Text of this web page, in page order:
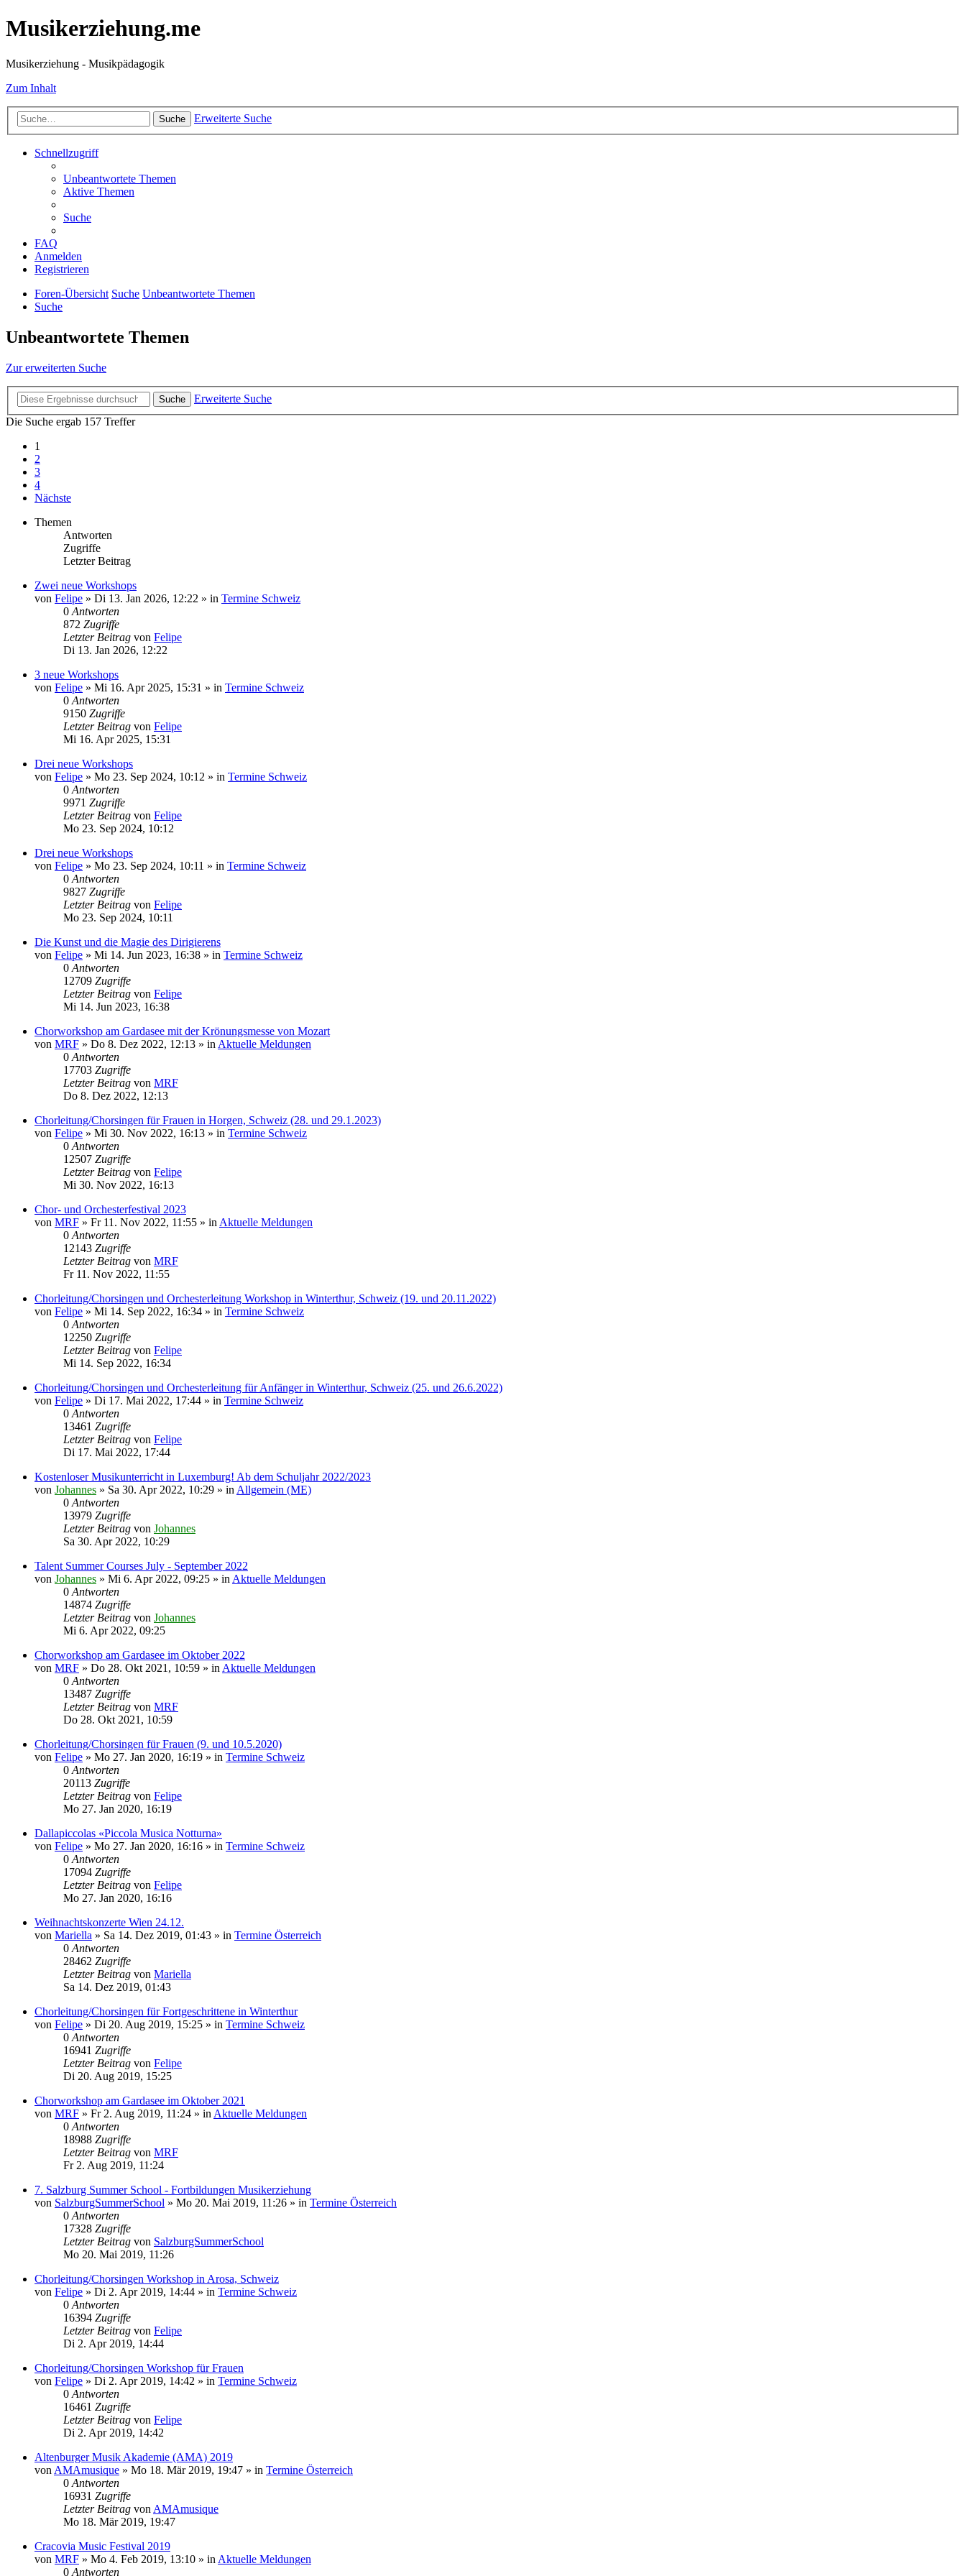
Musikerziehung.me
Musikerziehung - Musikpädagogik
Zum Inhalt
Suche Erweiterte Suche
Schnellzugriff
Unbeantwortete Themen
Aktive Themen
Suche
FAQ
Anmelden
Registrieren
Foren-Übersicht Suche Unbeantwortete Themen
Suche
Unbeantwortete Themen
Zur erweiterten Suche
Suche
Erweiterte Suche
Die Suche ergab 157 Treffer
1
2
3
4
Nächste
Themen
Antworten
Zugriffe
Letzter Beitrag
Zwei neue Workshops
von Felipe » Di 13. Jan 2026, 12:22 » in Termine Schweiz
0 Antworten
872 Zugriffe
Letzter Beitrag von Felipe
Di 13. Jan 2026, 12:22
3 neue Workshops
von Felipe » Mi 16. Apr 2025, 15:31 » in Termine Schweiz
0 Antworten
9150 Zugriffe
Letzter Beitrag von Felipe
Mi 16. Apr 2025, 15:31
Drei neue Workshops
von Felipe » Mo 23. Sep 2024, 10:12 » in Termine Schweiz
0 Antworten
9971 Zugriffe
Letzter Beitrag von Felipe
Mo 23. Sep 2024, 10:12
Drei neue Workshops
von Felipe » Mo 23. Sep 2024, 10:11 » in Termine Schweiz
0 Antworten
9827 Zugriffe
Letzter Beitrag von Felipe
Mo 23. Sep 2024, 10:11
Die Kunst und die Magie des Dirigierens
von Felipe » Mi 14. Jun 2023, 16:38 » in Termine Schweiz
0 Antworten
12709 Zugriffe
Letzter Beitrag von Felipe
Mi 14. Jun 2023, 16:38
Chorworkshop am Gardasee mit der Krönungsmesse von Mozart
von MRF » Do 8. Dez 2022, 12:13 » in Aktuelle Meldungen
0 Antworten
17703 Zugriffe
Letzter Beitrag von MRF
Do 8. Dez 2022, 12:13
Chorleitung/Chorsingen für Frauen in Horgen, Schweiz (28. und 29.1.2023)
von Felipe » Mi 30. Nov 2022, 16:13 » in Termine Schweiz
0 Antworten
12507 Zugriffe
Letzter Beitrag von Felipe
Mi 30. Nov 2022, 16:13
Chor- und Orchesterfestival 2023
von MRF » Fr 11. Nov 2022, 11:55 » in Aktuelle Meldungen
0 Antworten
12143 Zugriffe
Letzter Beitrag von MRF
Fr 11. Nov 2022, 11:55
Chorleitung/Chorsingen und Orchesterleitung Workshop in Winterthur, Schweiz (19. und 20.11.2022)
von Felipe » Mi 14. Sep 2022, 16:34 » in Termine Schweiz
0 Antworten
12250 Zugriffe
Letzter Beitrag von Felipe
Mi 14. Sep 2022, 16:34
Chorleitung/Chorsingen und Orchesterleitung für Anfänger in Winterthur, Schweiz (25. und 26.6.2022)
von Felipe » Di 17. Mai 2022, 17:44 » in Termine Schweiz
0 Antworten
13461 Zugriffe
Letzter Beitrag von Felipe
Di 17. Mai 2022, 17:44
Kostenloser Musikunterricht in Luxemburg! Ab dem Schuljahr 2022/2023
von Johannes » Sa 30. Apr 2022, 10:29 » in Allgemein (ME)
0 Antworten
13979 Zugriffe
Letzter Beitrag von Johannes
Sa 30. Apr 2022, 10:29
Talent Summer Courses July - September 2022
von Johannes » Mi 6. Apr 2022, 09:25 » in Aktuelle Meldungen
0 Antworten
14874 Zugriffe
Letzter Beitrag von Johannes
Mi 6. Apr 2022, 09:25
Chorworkshop am Gardasee im Oktober 2022
von MRF » Do 28. Okt 2021, 10:59 » in Aktuelle Meldungen
0 Antworten
13487 Zugriffe
Letzter Beitrag von MRF
Do 28. Okt 2021, 10:59
Chorleitung/Chorsingen für Frauen (9. und 10.5.2020)
von Felipe » Mo 27. Jan 2020, 16:19 » in Termine Schweiz
0 Antworten
20113 Zugriffe
Letzter Beitrag von Felipe
Mo 27. Jan 2020, 16:19
Dallapiccolas «Piccola Musica Notturna»
von Felipe » Mo 27. Jan 2020, 16:16 » in Termine Schweiz
0 Antworten
17094 Zugriffe
Letzter Beitrag von Felipe
Mo 27. Jan 2020, 16:16
Weihnachtskonzerte Wien 24.12.
von Mariella » Sa 14. Dez 2019, 01:43 » in Termine Österreich
0 Antworten
28462 Zugriffe
Letzter Beitrag von Mariella
Sa 14. Dez 2019, 01:43
Chorleitung/Chorsingen für Fortgeschrittene in Winterthur
von Felipe » Di 20. Aug 2019, 15:25 » in Termine Schweiz
0 Antworten
16941 Zugriffe
Letzter Beitrag von Felipe
Di 20. Aug 2019, 15:25
Chorworkshop am Gardasee im Oktober 2021
von MRF » Fr 2. Aug 2019, 11:24 » in Aktuelle Meldungen
0 Antworten
18988 Zugriffe
Letzter Beitrag von MRF
Fr 2. Aug 2019, 11:24
7. Salzburg Summer School - Fortbildungen Musikerziehung
von SalzburgSummerSchool » Mo 20. Mai 2019, 11:26 » in Termine Österreich
0 Antworten
17328 Zugriffe
Letzter Beitrag von SalzburgSummerSchool
Mo 20. Mai 2019, 11:26
Chorleitung/Chorsingen Workshop in Arosa, Schweiz
von Felipe » Di 2. Apr 2019, 14:44 » in Termine Schweiz
0 Antworten
16394 Zugriffe
Letzter Beitrag von Felipe
Di 2. Apr 2019, 14:44
Chorleitung/Chorsingen Workshop für Frauen
von Felipe » Di 2. Apr 2019, 14:42 » in Termine Schweiz
0 Antworten
16461 Zugriffe
Letzter Beitrag von Felipe
Di 2. Apr 2019, 14:42
Altenburger Musik Akademie (AMA) 2019
von AMAmusique » Mo 18. Mär 2019, 19:47 » in Termine Österreich
0 Antworten
16931 Zugriffe
Letzter Beitrag von AMAmusique
Mo 18. Mär 2019, 19:47
Cracovia Music Festival 2019
von MRF » Mo 4. Feb 2019, 13:10 » in Aktuelle Meldungen
0 Antworten